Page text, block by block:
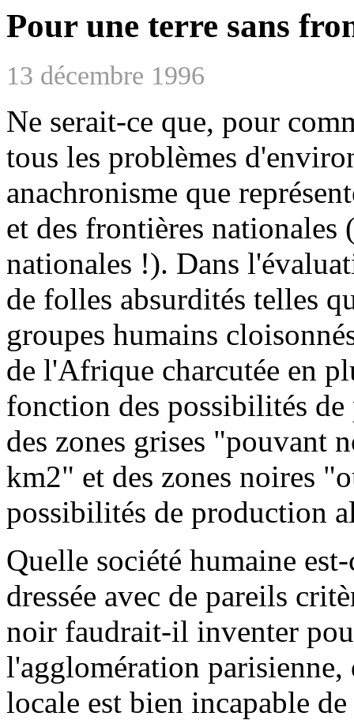
Pour une terre sans
13 décembre 1996
Ne serait-ce que, pour
tous les problèmes
anachronisme que
et des frontières
nationales !). Dans
de folles absurdités telles
groupes humains
de l'Afrique charcutée en
fonction des possibilités
des zones grises "pouvant
km2" et des zones noires
possibilités de production
Quelle société humaine
dressée avec de pareils
noir faudrait-il inventer
l'agglomération
locale est bien incapable